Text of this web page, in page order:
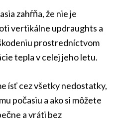
zahŕňa, že nie je
vertikálne updraughts a
prostredníctvom
tepla v celej jeho letu.
ísť cez všetky nedostatky,
počasiu a ako si môžete
a vráti bez